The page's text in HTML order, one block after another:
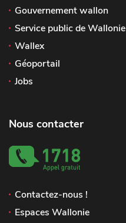
Gouvernement wallon
Service public de Wallonie
Wallex
Géoportail
Jobs
Nous contacter
Contactez-nous !
Espaces Wallonie